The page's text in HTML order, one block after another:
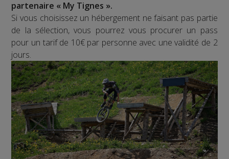
partenaire « My Tignes ».
Si vous choisissez un hébergement ne faisant pas partie
de la sélection, vous pourrez vous procurer un pass
pour un tarif de 10€ par personne avec une validité de 2
jours.